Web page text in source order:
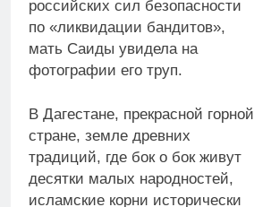
российских сил безопасности
по «ликвидации бандитов»,
мать Саиды увидела на
фотографии его труп.
В Дагестане, прекрасной горной
стране, земле древних
традиций, где бок о бок живут
десятки малых народностей,
исламские корни исторически